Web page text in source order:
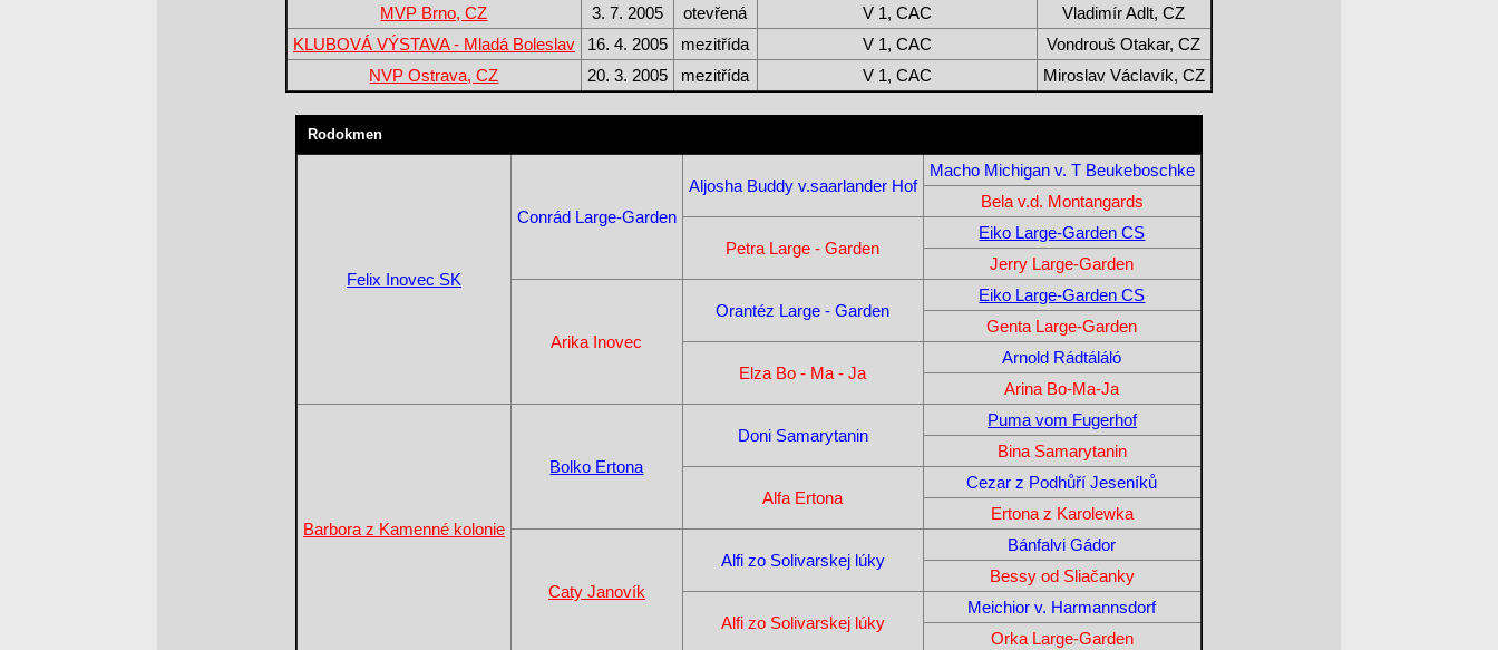
MVP Brno, CZ
3. 7. 2005 otevřená V 1, CAC
Vladimír Adlt, CZ
KLUBOVÁ VÝSTAVA - Mladá Boleslav
16. 4. 2005 mezitřída V 1, CAC
Vondrouš Otakar, CZ
NVP Ostrava, CZ
20. 3. 2005 mezitřída V 1, CAC Miroslav Václavík, CZ
Rodokmen
Felix Inovec SK
Conrád Large-Garden
Aljosha Buddy v.saarlander Hof
Macho Michigan v. T Beukeboschke
Bela v.d. Montangards
Petra Large - Garden
Eiko Large-Garden CS
Jerry Large-Garden
Arika Inovec
Orantéz Large - Garden
Eiko Large-Garden CS
Genta Large-Garden
Elza Bo - Ma - Ja
Arnold Rádtáláló
Arina Bo-Ma-Ja
Barbora z Kamenné kolonie
Bolko Ertona
Doni Samarytanin
Puma vom Fugerhof
Bina Samarytanin
Alfa Ertona
Cezar z Podhůří Jeseníků
Ertona z Karolewka
Caty Janovík
Alfi zo Solivarskej lúky
Bánfalvi Gádor
Bessy od Sliačanky
Alfi zo Solivarskej lúky
Meichior v. Harmannsdorf
Orka Large-Garden